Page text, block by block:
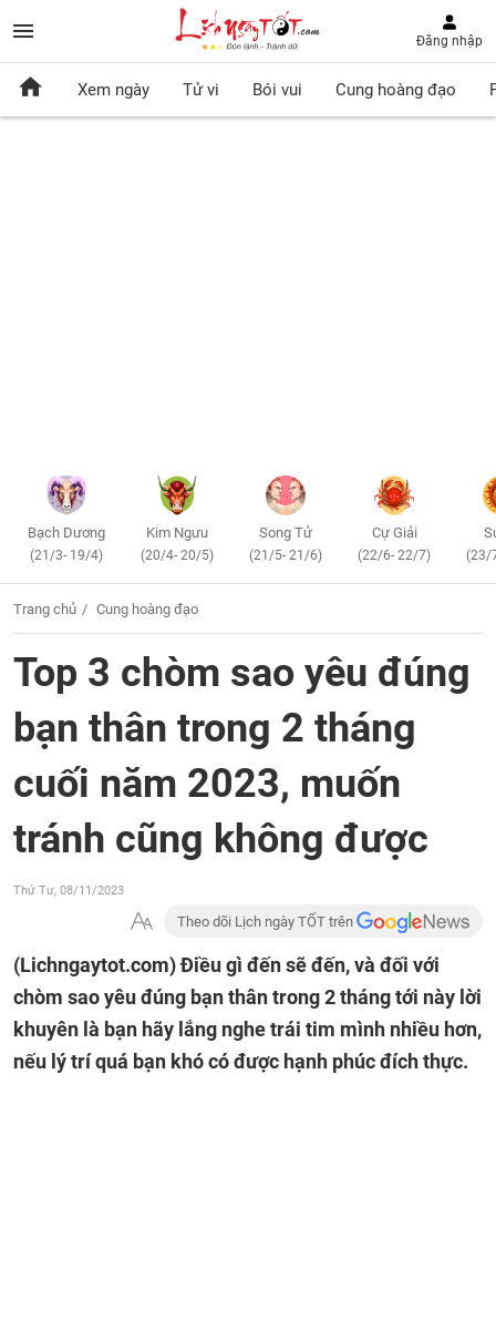
Đăng nhập
Xem ngày Tử vi Bói vui Cung hoàng đạo
Bạch Dương
(21/3- 19/4)
Kim Ngưu
(20/4- 20/5)
Song Tử
(21/5- 21/6)
Cự Giải
(22/6- 22/7) (23/
Trang chủ Cung hoàng đạo
Top 3 chòm sao yêu đúng
bạn thân trong 2 tháng
cuối năm 2023, muốn
tránh cũng không được
Thứ Tư, 08/11/2023
Theo dõi Lịch ngày TỐT trên
(Lichngaytot.com)Điều gì đến sẽ đến, và đối với
chòm sao yêu đúng bạn thân trong 2 tháng tới này lời
khuyên là bạn hãy lắng nghe trái tim mình nhiều hơn,
nếu lý trí quá bạn khó có được hạnh phúc đích thực.